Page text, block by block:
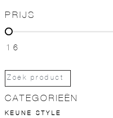
PRIJS
PRIJS
16
CATEGORIEËN
KEUNE STYLE